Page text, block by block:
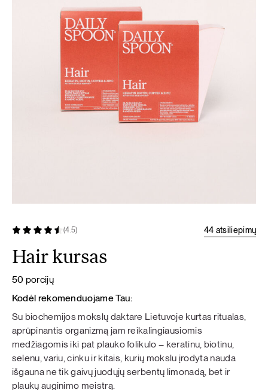
(4.5) 44 atsiliepimų
Hair kursas
50 porcijų
Kodėl rekomenduojame Tau:
Su biochemijos mokslų daktare Lietuvoje kurtas ritualas,
aprūpinantis organizmą jam reikalingiausiomis
medžiagomis iki pat plauko folikulo – keratinu, biotinu,
selenu, variu, cinku ir kitais, kurių mokslu įrodyta nauda
išgauna ne tik gaivų juodųjų serbentų limonadą, bet ir
plaukų auginimo meistrą.